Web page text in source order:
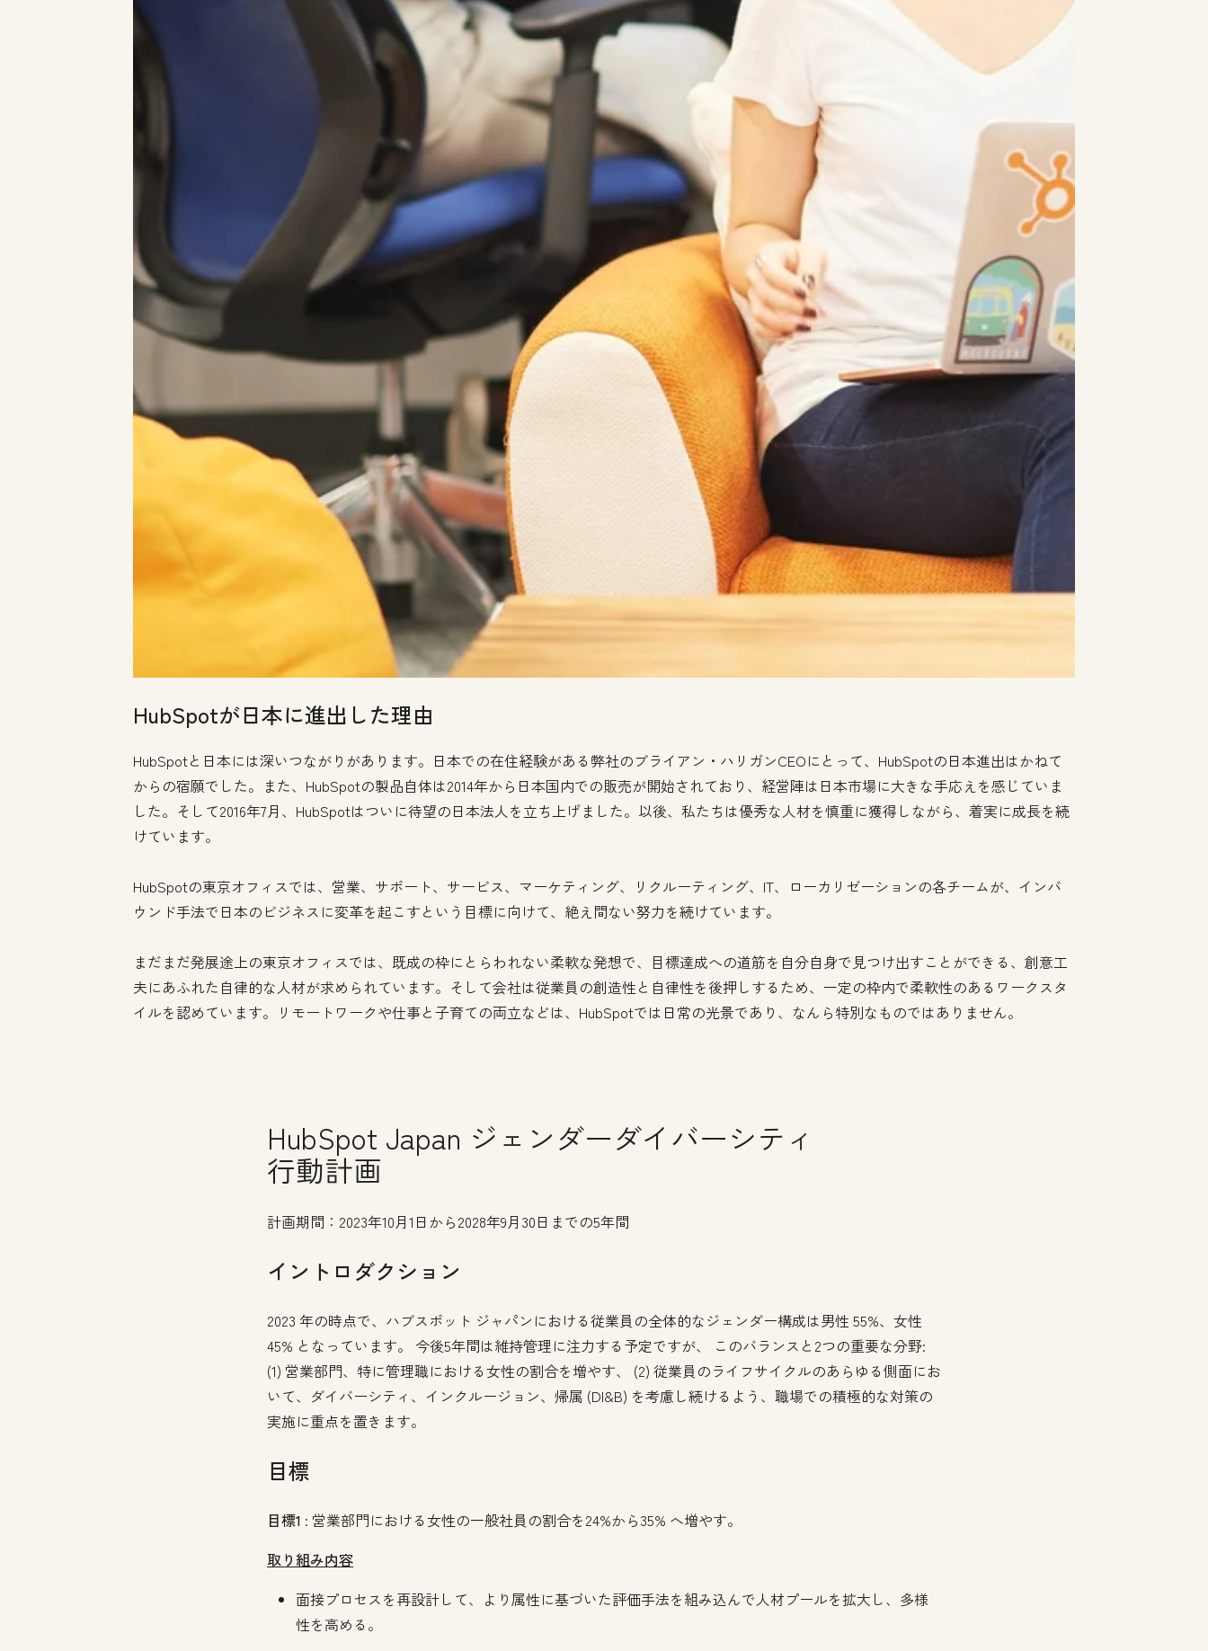
HubSpotが日本に進出した理由
HubSpotと日本には深いつながりがあります。日本での在住経験がある弊社のブライアン・ハリガンCEOにとって、HubSpotの日本進出はかねて
からの宿願でした。また、HubSpotの製品自体は2014年から日本国内での販売が開始されており、経営陣は日本市場に大きな手応えを感じていま
した。そして2016年7月、HubSpotはついに待望の日本法人を立ち上げました。以後、私たちは優秀な人材を慎重に獲得しながら、着実に成長を続
けています。
HubSpotの東京オフィスでは、営業、サポート、サービス、マーケティング、リクルーティング、IT、ローカリゼーションの各チームが、インバ
ウンド手法で日本のビジネスに変革を起こすという目標に向けて、絶え間ない努力を続けています。
まだまだ発展途上の東京オフィスでは、既成の枠にとらわれない柔軟な発想で、目標達成への道筋を自分自身で見つけ出すことができる、創意工
夫にあふれた自律的な人材が求められています。そして会社は従業員の創造性と自律性を後押しするため、一定の枠内で柔軟性のあるワークスタ
イルを認めています。リモートワークや仕事と子育ての両立などは、HubSpotでは日常の光景であり、なんら特別なものではありません。
HubSpot Japan ジェンダーダイバーシティ
行動計画
計画期間：2023年10月1日から2028年9月30日までの5年間
イントロダクション
2023 年の時点で、ハブスポット ジャパンにおける従業員の全体的なジェンダー構成は男性 55%、女性
45% となっています。 今後5年間は維持管理に注力する予定ですが、 このバランスと2つの重要な分野:
(1) 営業部門、特に管理職における女性の割合を増やす、 (2) 従業員のライフサイクルのあらゆる側面にお
いて、ダイバーシティ、インクルージョン、帰属 (DI&B) を考慮し続けるよう、職場での積極的な対策の
実施に重点を置きます。
目標
目標1 : 営業部門における女性の一般社員の割合を24%から35% へ増やす。
取り組み内容
面接プロセスを再設計して、より属性に基づいた評価手法を組み込んで人材プールを拡大し、多様
性を高める。